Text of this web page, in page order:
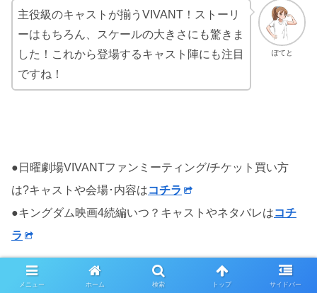
ぽてと
主役級のキャストが揃うVIVANT！ストーリ
ーはもちろん、スケールの大きさにも驚きま
した！これから登場するキャスト陣にも注目
ですね！
●日曜劇場VIVANTファンミーティング/チケット買い方
は?キャストや会場･内容はコチラ
●キングダム映画4続編いつ？キャストやネタバレはコチ
ラ
メニュー ホーム 検索 トップ サイドバー